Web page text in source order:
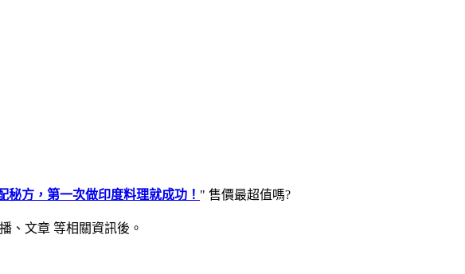
方，第一次做印度料理就成功！ " 售價最超值嗎?
、文章 等相關資訊後。